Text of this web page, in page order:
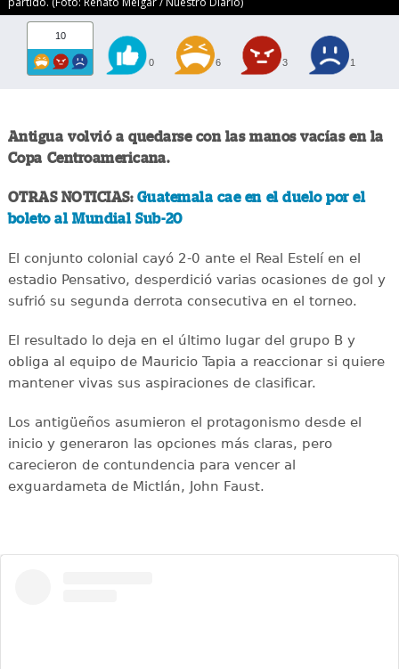
10
0 6 3 1
Antigua volvió a quedarse con las manos vacías en la
Copa Centroamericana.
OTRAS NOTICIAS: Guatemala cae en el duelo por el
boleto al Mundial Sub-20
El conjunto colonial cayó 2-0 ante el Real Estelí en el
estadio Pensativo, desperdició varias ocasiones de gol y
sufrió su segunda derrota consecutiva en el torneo.
El resultado lo deja en el último lugar del grupo B y
obliga al equipo de Mauricio Tapia a reaccionar si quiere
mantener vivas sus aspiraciones de clasificar.
Los antigüeños asumieron el protagonismo desde el
inicio y generaron las opciones más claras, pero
carecieron de contundencia para vencer al
exguardameta de Mictlán, John Faust.